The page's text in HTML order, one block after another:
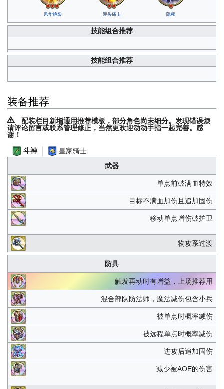
风华绝影 迎头痛击 隐秘
技能组合推荐
技能组合推荐
装备推荐
配装栏目新增通用推荐模板，部分角色尚未细分。发现错误烦
请评论留言或联系管理修正，当然更欢迎动动手指一起完善。感
谢！
斗神
皇家骑士
武器
单点前破满血特效
目标不满血加伤且追加固伤
移动单点增伤破护卫
物攻系过渡
防具
触发再动时有增益，上场推荐用
混合部队防法师，魔法减伤包含小兵
被单点时概率减伤
被远程单点时概率减伤
进攻后追加固伤
减少被AOE的伤害